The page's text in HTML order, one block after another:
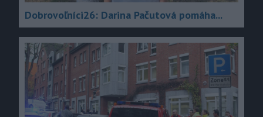
Dobrovoľníci26: Darina Pačutová pomáha...